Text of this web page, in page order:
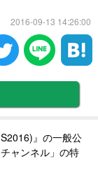
2016-09-13 14:26:00
』の一般公
ャンネル」の特